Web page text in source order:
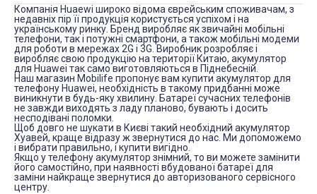
Компанія Huaewi широко відома єврейським споживачам, з
недавніх пір її продукція користується успіхом і на
українському ринку. Бренд виробляє як звичайні мобільні
телефони, так і потужні смартфони, а також мобільні модеми
для роботи в мережах 2G і 3G. Виробник розробляє і
виробляє свою продукцію на території Китаю, акумулятор
для Huawei так само виготовляються в Піднебесній.
Наш магазин Mobilife пропонує вам купити акумулятор для
телефону Huawei, необхідність в такому придбанні може
виникнути в будь-яку хвилину. Батареї сучасних телефонів
не завжди виходять з ладу планово, бувають і досить
несподівані поломки.
Щоб довго не шукати в Києві такий необхідний акумулятор
Хуавей, краще відразу ж звернутися до нас. Ми допоможемо
і вибрати правильно, і купити вигідно.
Якщо у телефону акумулятор знімний, то ви можете замінити
його самостійно, при наявності вбудованої батареї для
заміни найкраще звернутися до авторизованого сервісного
центру.